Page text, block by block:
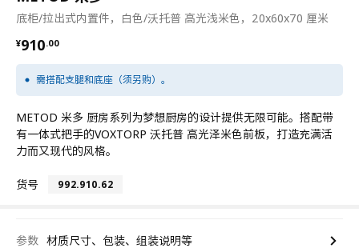
底柜/拉出式内置件，白色/沃托普 高光浅米色，20x60x70 厘米
¥910.00
¥ 910.00
需搭配支腿和底座（须另购）。
METOD 米多 厨房系列为梦想厨房的设计提供无限可能。搭配带
有一体式把手的VOXTORP 沃托普 高光泽米色前板，打造充满活
力而又现代的风格。
货号 992.910.62
参数 材质尺寸、包装、组装说明等